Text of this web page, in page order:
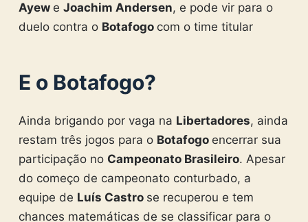
Ayew e Joachim Andersen, e pode vir para o
duelo contra o Botafogo com o time titular
E o Botafogo?
Ainda brigando por vaga na Libertadores, ainda
restam três jogos para o Botafogo encerrar sua
participação no Campeonato Brasileiro. Apesar
do começo de campeonato conturbado, a
equipe de Luís Castro se recuperou e tem
chances matemáticas de se classificar para o